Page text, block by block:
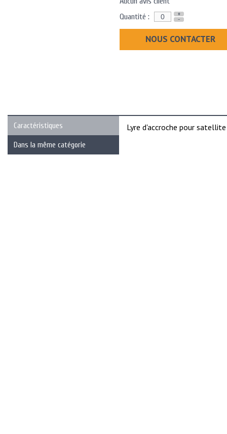
Quantité :
+
-
NOUS CONTACTER
Caractéristiques
Dans la même catégorie
Lyre d'accroche pour